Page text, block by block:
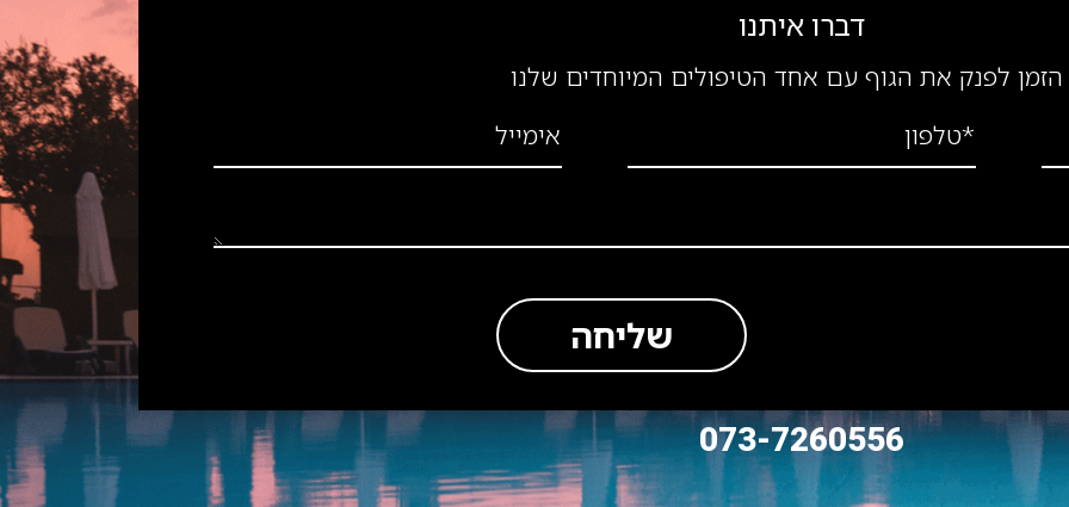
דברו איתנו
הזמן לפנק את הגוף עם אחד הטיפולים המיוחדים שלנו
*טלפון אימייל
שליחה
073-7260556